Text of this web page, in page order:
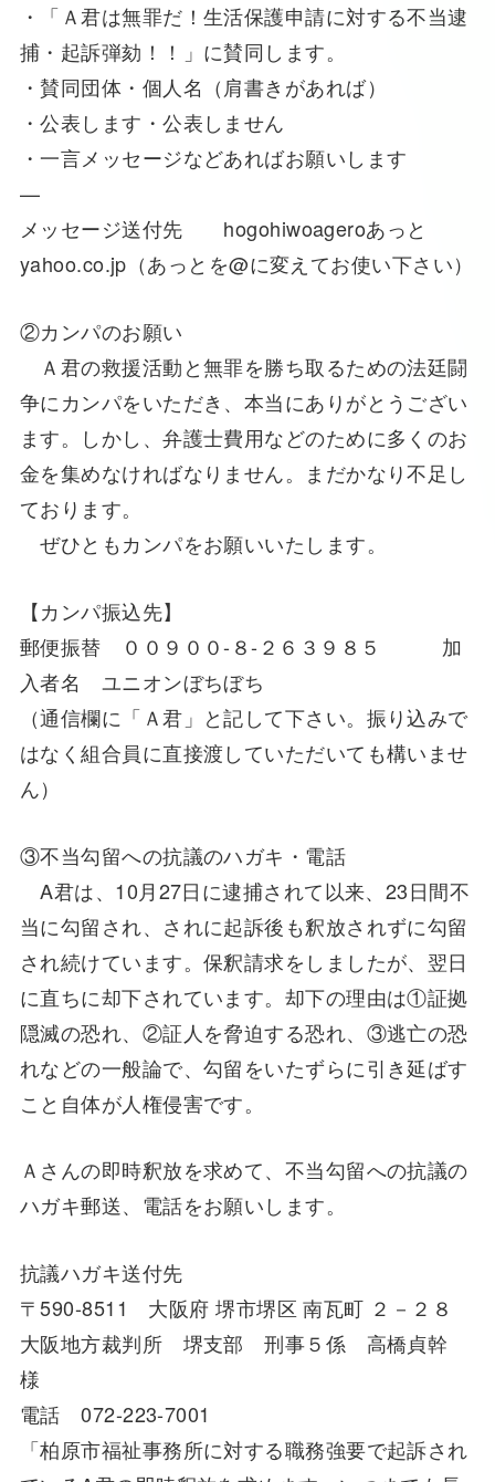
・「Ａ君は無罪だ！生活保護申請に対する不当逮
捕・起訴弾劾！！」に賛同します。
・賛同団体・個人名（肩書きがあれば）
・公表します・公表しません
・一言メッセージなどあればお願いします
—
メッセージ送付先 hogohiwoageroあっと
yahoo.co.jp（あっとを@に変えてお使い下さい）
②カンパのお願い
Ａ君の救援活動と無罪を勝ち取るための法廷闘
争にカンパをいただき、本当にありがとうござい
ます。しかし、弁護士費用などのために多くのお
金を集めなければなりません。まだかなり不足し
ております。
ぜひともカンパをお願いいたします。
【カンパ振込先】
郵便振替 ００９００-８-２６３９８５ 加
入者名 ユニオンぼちぼち
（通信欄に「Ａ君」と記して下さい。振り込みで
はなく組合員に直接渡していただいても構いませ
ん）
③不当勾留への抗議のハガキ・電話
A君は、10月27日に逮捕されて以来、23日間不
当に勾留され、されに起訴後も釈放されずに勾留
され続けています。保釈請求をしましたが、翌日
に直ちに却下されています。却下の理由は①証拠
隠滅の恐れ、②証人を脅迫する恐れ、③逃亡の恐
れなどの一般論で、勾留をいたずらに引き延ばす
こと自体が人権侵害です。
Ａさんの即時釈放を求めて、不当勾留への抗議の
ハガキ郵送、電話をお願いします。
抗議ハガキ送付先
〒590-8511 大阪府 堺市堺区 南瓦町 ２－２８
大阪地方裁判所 堺支部 刑事５係 高橋貞幹
様
電話 072-223-7001
「柏原市福祉事務所に対する職務強要で起訴され